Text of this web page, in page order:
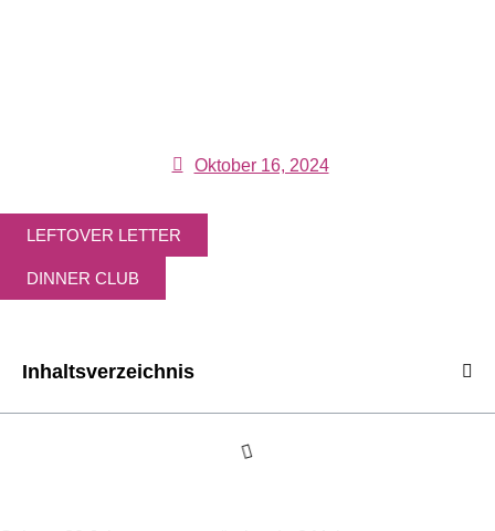
Oktober 16, 2024
LEFTOVER LETTER
DINNER CLUB
Inhaltsverzeichnis